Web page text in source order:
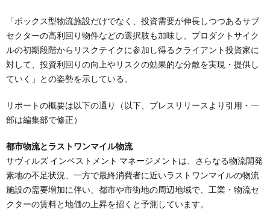
「ボックス型物流施設だけでなく、投資需要が伸長しつつあるサブ
セクターの高利回り物件などの選択肢も加味し、プロダクトサイク
ルの初期段階からリスクテイクに参加し得るクライアント投資家に
対して、投資利回りの向上やリスクの効果的な分散を実現・提供し
ていく」との姿勢を示している。
リポートの概要は以下の通り（以下、プレスリリースより引用・一
部は編集部で修正）
都市物流とラストワンマイル物流
サヴィルズ インベストメント マネージメントは、さらなる物流開発
素地の不足状況、一方で最終消費者に近いラストワンマイルの物流
施設の需要増加に伴い、都市や市街地の周辺地域で、工業・物流セ
クターの賃料と地価の上昇を招くと予測しています。